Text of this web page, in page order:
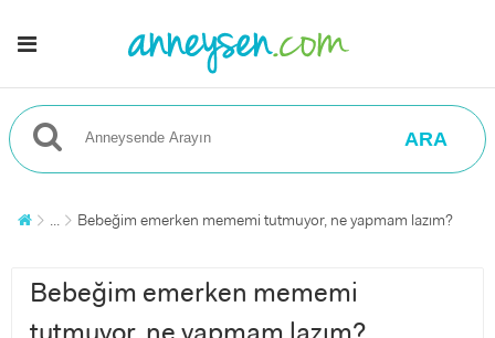
ARA
... Bebeğim emerken mememi tutmuyor, ne yapmam lazım?
Bebeğim emerken mememi